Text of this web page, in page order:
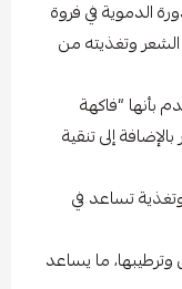
الدموية في فروة
وتغذيته من
بأنها “فاكهة
إلى تنقية
تساعد في
ما يساعد